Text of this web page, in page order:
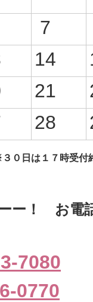
7
14
21
28
０日は１７時受付
ー！ お電
7080
0770